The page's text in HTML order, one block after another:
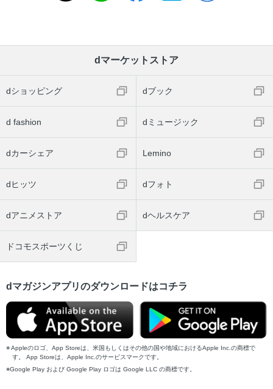
dマーケットストア
dショッピング dブック
d fashion dミュージック
dカーシェア Lemino
dヒッツ dフォト
dアニメストア dヘルスケア
ドコモスポーツくじ
dマガジンアプリのダウンロードはコチラ
Appleのロゴ、App Storeは、米国もしくはその他の国や地域におけるApple Inc.の商標で
す。 App Storeは、Apple Inc.のサービスマークです。
Google Play および Google Play ロゴは Google LLC の商標です。